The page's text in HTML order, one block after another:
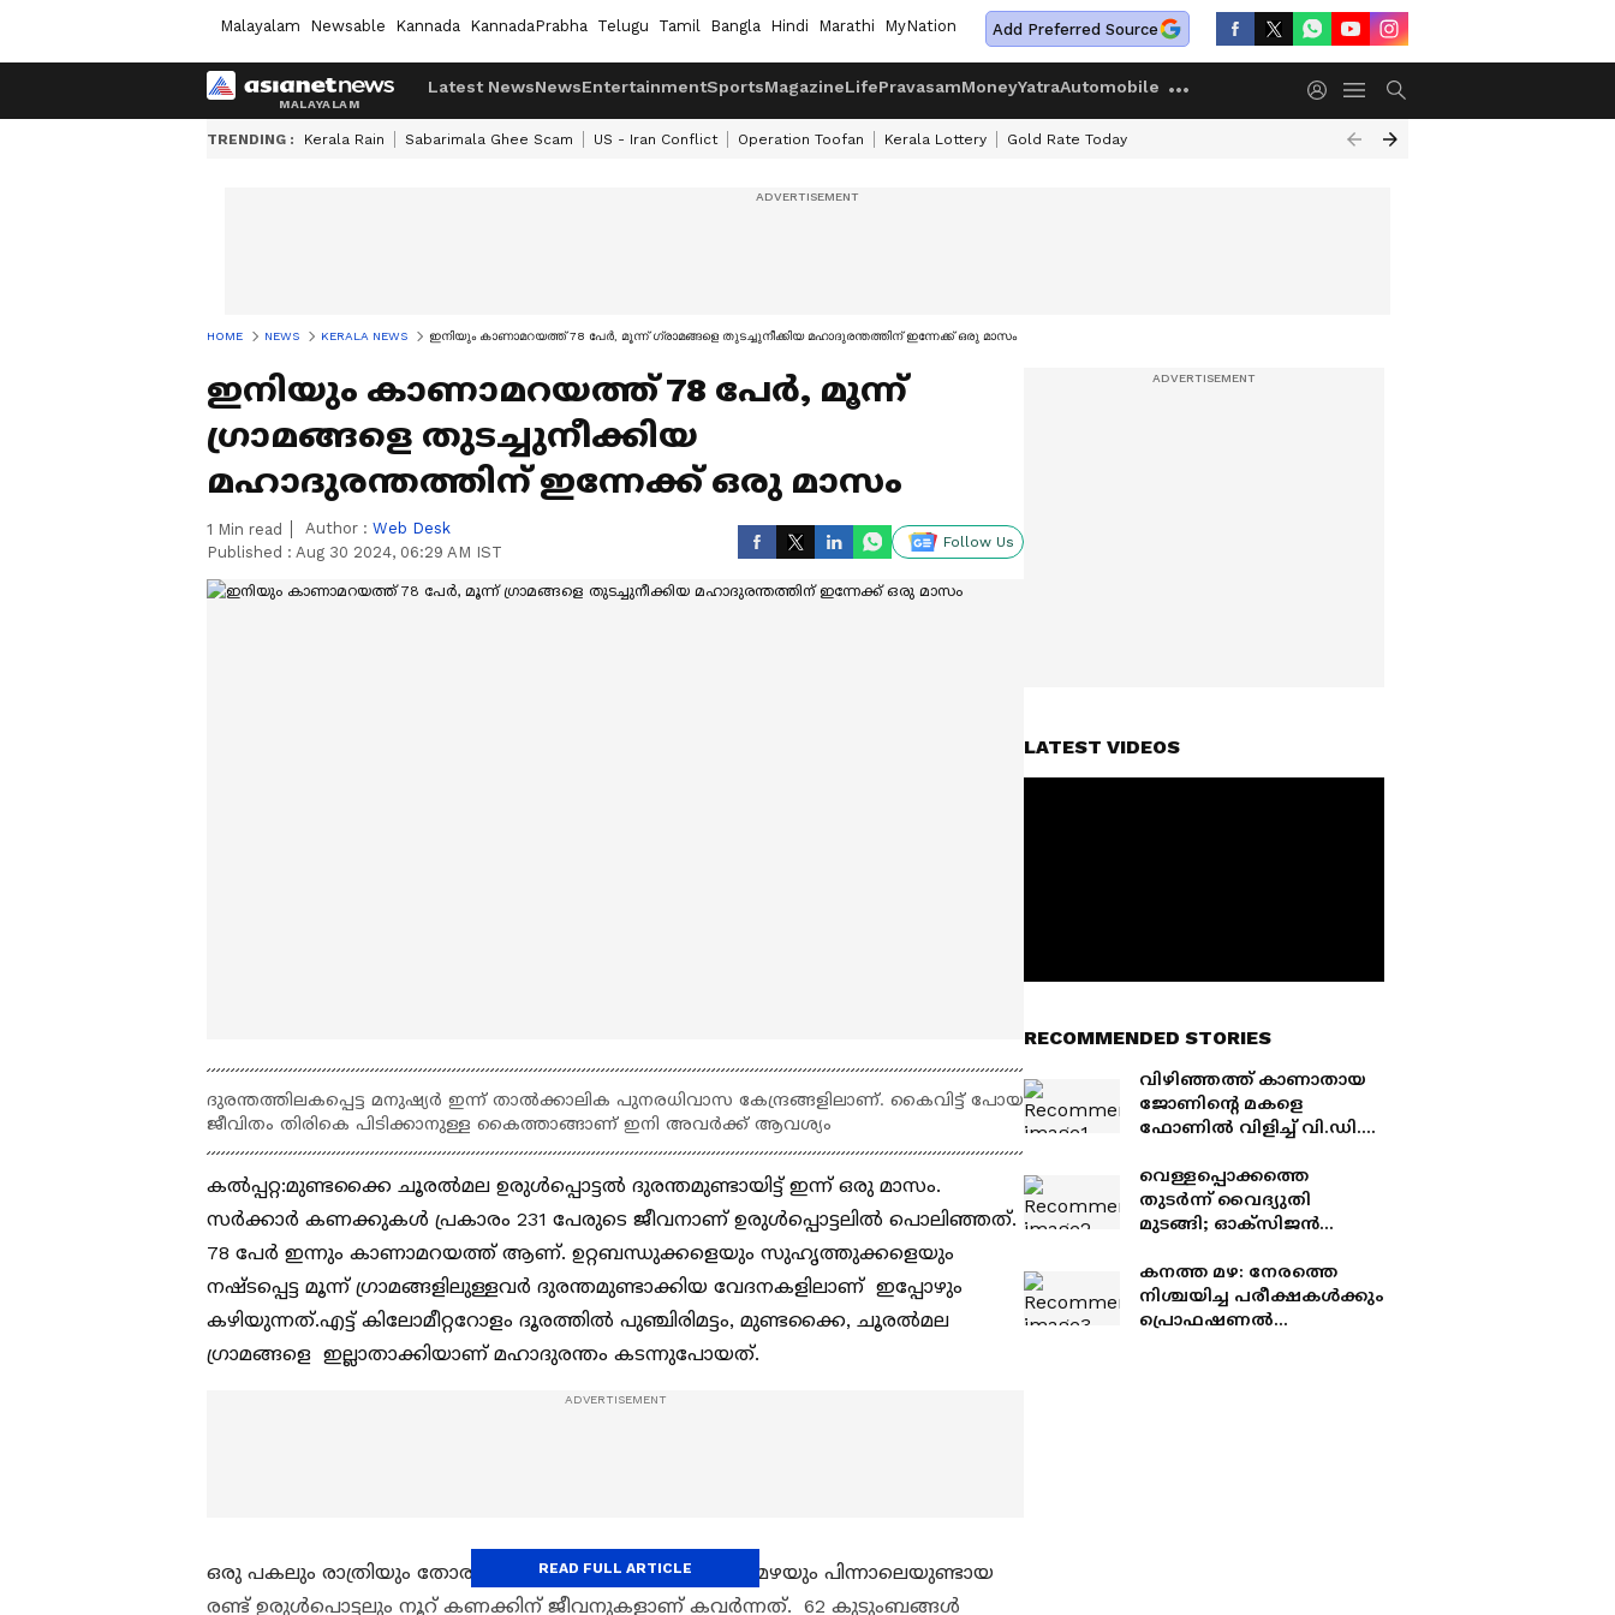
Malayalam Newsable Kannada KannadaPrabha Telugu Tamil Bangla Hindi Marathi MyNation Add Preferred Source
Latest NewsNewsEntertainmentSportsMagazineLifePravasamMoneyYatraAutomobile
TRENDING : Kerala Rain Sabarimala Ghee Scam US - Iran Conflict Operation Toofan Kerala Lottery Gold Rate Today
HOME NEWS KERALA NEWS ഇനിയും കാണാമറയത്ത് 78 പേര്‍, മൂന്ന് ഗ്രാമങ്ങളെ തുടച്ചുനീക്കിയ മഹാദുരന്തത്തിന് ഇന്നേക്ക് ഒരു മാസം
ഇനിയും കാണാമറയത്ത് 78 പേര്‍, മൂന്ന്
ഗ്രാമങ്ങളെ തുടച്ചുനീക്കിയ
മഹാദുരന്തത്തിന് ഇന്നേക്ക് ഒരു മാസം
1 Min read Author : Web Desk
Published : Aug 30 2024, 06:29 AM IST
Follow Us
ദുരന്തത്തിലകപ്പെട്ട മനുഷ്യർ ഇന്ന് താൽക്കാലിക പുനരധിവാസ കേന്ദ്രങ്ങളിലാണ്. കൈവിട്ട് പോയ
ജീവിതം തിരികെ പിടിക്കാനുള്ള കൈത്താങ്ങാണ് ഇനി അവർക്ക് ആവശ്യം
കല്‍പ്പറ്റ:മുണ്ടക്കൈ ചൂരൽമല ഉരുൾപ്പൊട്ടൽ ദുരന്തമുണ്ടായിട്ട് ഇന്ന് ഒരു മാസം.
സർക്കാർ കണക്കുകൾ പ്രകാരം 231 പേരുടെ ജീവനാണ് ഉരുൾപ്പൊട്ടലിൽ പൊലിഞ്ഞത്.
78 പേർ ഇന്നും കാണാമറയത്ത് ആണ്. ഉറ്റബന്ധുക്കളെയും സുഹൃത്തുക്കളെയും
നഷ്ടപ്പെട്ട മൂന്ന് ഗ്രാമങ്ങളിലുള്ളവർ ദുരന്തമുണ്ടാക്കിയ വേദനകളിലാണ് ഇപ്പോഴും
കഴിയുന്നത്.എട്ട് കിലോമീറ്ററോളം ദൂരത്തിൽ പുഞ്ചിരിമട്ടം, മുണ്ടക്കൈ, ചൂരൽമല
ഗ്രാമങ്ങളെ ഇല്ലാതാക്കിയാണ് മഹാദുരന്തം കടന്നുപോയത്.
ഒരു പകലും രാത്രിയും തോരാതെ കറുത്ത് ഇരുണ്ട് പെയ്ത മഴയും പിന്നാലെയുണ്ടായ
രണ്ട് ഉരുള്‍പൊട്ടലും നൂറ് കണക്കിന് ജീവനുകളാണ് കവര്‍ന്നത്. 62 കുടുംബങ്ങൾ
READ FULL ARTICLE
LATEST VIDEOS
RECOMMENDED STORIES
വിഴിഞ്ഞത്ത് കാണാതായ
ജോണിന്റെ മകളെ
ഫോണിൽ വിളിച്ച് വി.ഡി.
ഊർജിതമാക്കുമെന്ന് ഉറപ്പ്
നൽകി
വെള്ളപ്പൊക്കത്തെ
തുടർന്ന് വൈദ്യുതി
മുടങ്ങി; ഓക്സിജൻ
പ്രവർത്തിക്കാതായതിനെ
തുടർന്ന്
ചികിത്സയിലായിരുന്ന
കനത്ത മഴ: നേരത്തെ
നിശ്ചയിച്ച പരീക്ഷകൾക്കും
പ്രൊഫഷണൽ